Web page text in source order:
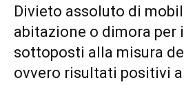
Divieto assoluto di
abitazione o dimora per
sottoposti alla misura
ovvero risultati positivi